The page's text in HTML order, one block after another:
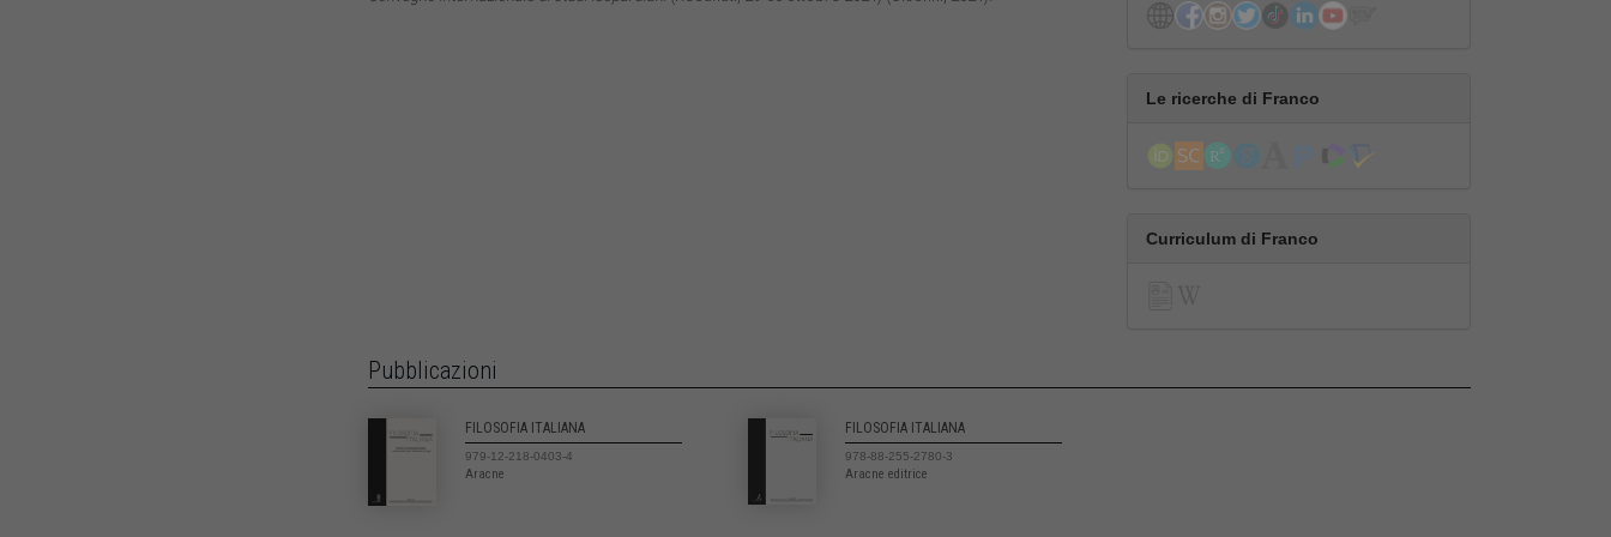
Le ricerche di Franco
Curriculum di Franco
Pubblicazioni
FILOSOFIA ITALIANA
979-12-218-0403-4
Aracne
FILOSOFIA ITALIANA
978-88-255-2780-3
Aracne editrice